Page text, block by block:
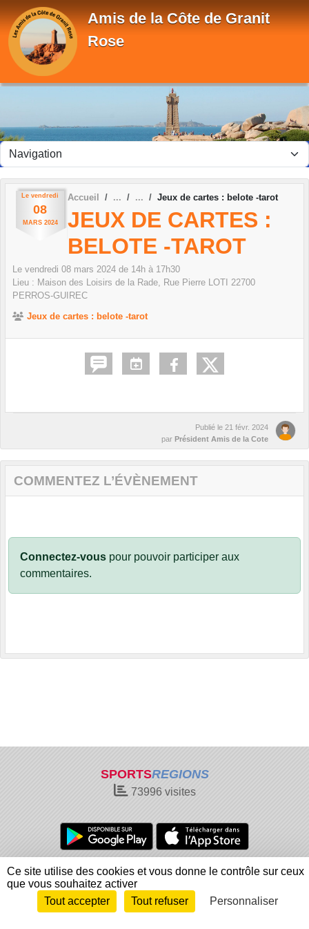
Amis de la Côte de Granit
Rose
Le vendredi
08
MARS 2024
Accueil Jeux de cartes : belote -tarot
JEUX DE CARTES :
BELOTE -TAROT
Le vendredi 08 mars 2024 de 14h à 17h30
Lieu : Maison des Loisirs de la Rade, Rue Pierre LOTI 22700
PERROS-GUIREC
Jeux de cartes : belote -tarot
Publié le 21 févr. 2024
par Président Amis de la Cote
COMMENTEZ L’ÉVÈNEMENT
Connectez-vous pour pouvoir participer aux
commentaires.
SPORTSREGIONS
73996visites
Charte cookies
Gestion des cookies
Informations légales
Signaler un contenu inapproprié
Envie de participer ?
Connexion
Panneau de gestion des cookies
Ce site utilise des cookies et vous donne le contrôle sur ceux
que vous souhaitez activer
Tout accepter
Tout refuser Personnaliser